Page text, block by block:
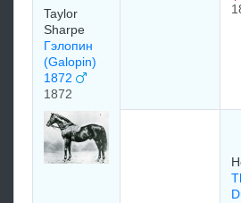
Taylor
Sharpe
Гэлопин
(Galopin)
1872
1872